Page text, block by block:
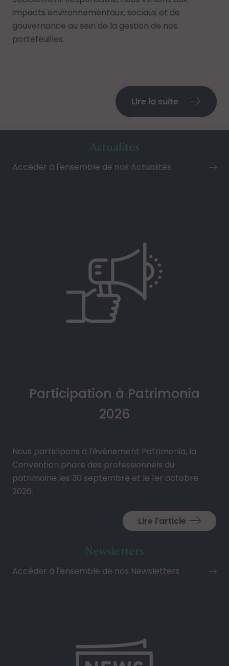
impacts environnementaux, sociaux et de
gouvernance au sein de la gestion de nos
portefeuilles.
Lire la suite
Participation à Patrimonia
2026
Nous participons à l'évènement Patrimonia, la
Convention phare des professionnels du
patrimoine les 30 septembre et le 1er octobre
2026.
Lire l'article
Actualités
Accéder à l'ensemble de nos Actualités
Newsletters
Accéder à l'ensemble de nos Newsletters